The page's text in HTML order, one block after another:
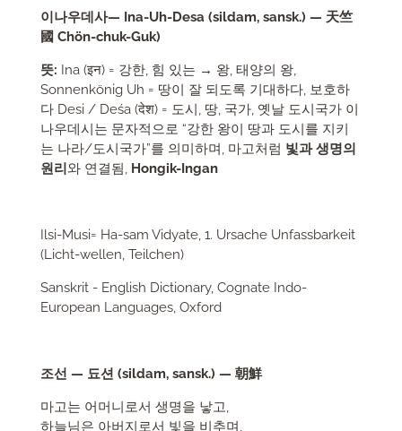
이나우데사— Ina-Uh-Desa (sildam, sansk.) — 天竺
國 Chön-chuk-Guk)
뜻: Ina (इन) = 강한, 힘 있는 → 왕, 태양의 왕,
Sonnenkönig Uh = 땅이 잘 되도록 기대하다, 보호하
다 Desi / Deśa (देश) = 도시, 땅, 국가, 옛날 도시국가 이
나우데시는 문자적으로 “강한 왕이 땅과 도시를 지키
는 나라/도시국가”를 의미하며, 마고처럼 빛과 생명의
원리와 연결됨, Hongik-Ingan
Ilsi-Musi= Ha-sam Vidyate, 1. Ursache Unfassbarkeit
(Licht-wellen, Teilchen)
Sanskrit - English Dictionary, Cognate Indo-
European Languages, Oxford
조선 — 됴션 (sildam, sansk.) — 朝鮮
마고는 어머니로서 생명을 낳고,
하늘님은 아버지로서 빛을 비추며,